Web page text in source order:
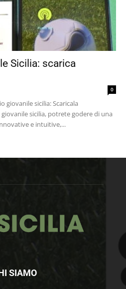
Sicilia: scarica
0
giovanile sicilia: Scaricala
sicilia, potrete godere di una
e intuitive,...
SIAMO